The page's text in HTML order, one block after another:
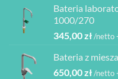
Bateria
1000/270
345,00zł/netto
Bateria z
650,00zł/netto